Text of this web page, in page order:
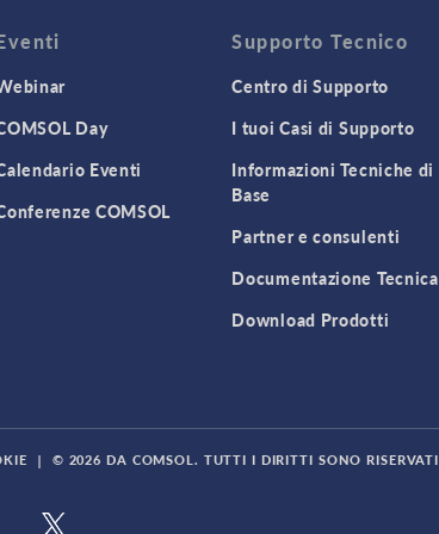
Day
Eventi
COMSOL
Supporto Tecnico
Centro di Supporto
I tuoi Casi di Supporto
Informazioni Tecniche di
Base
Partner e consulenti
Documentazione Tecnica
Download Prodotti
| © 2026 DA COMSOL. TUTTI I DIRITTI SONO RISERVATI